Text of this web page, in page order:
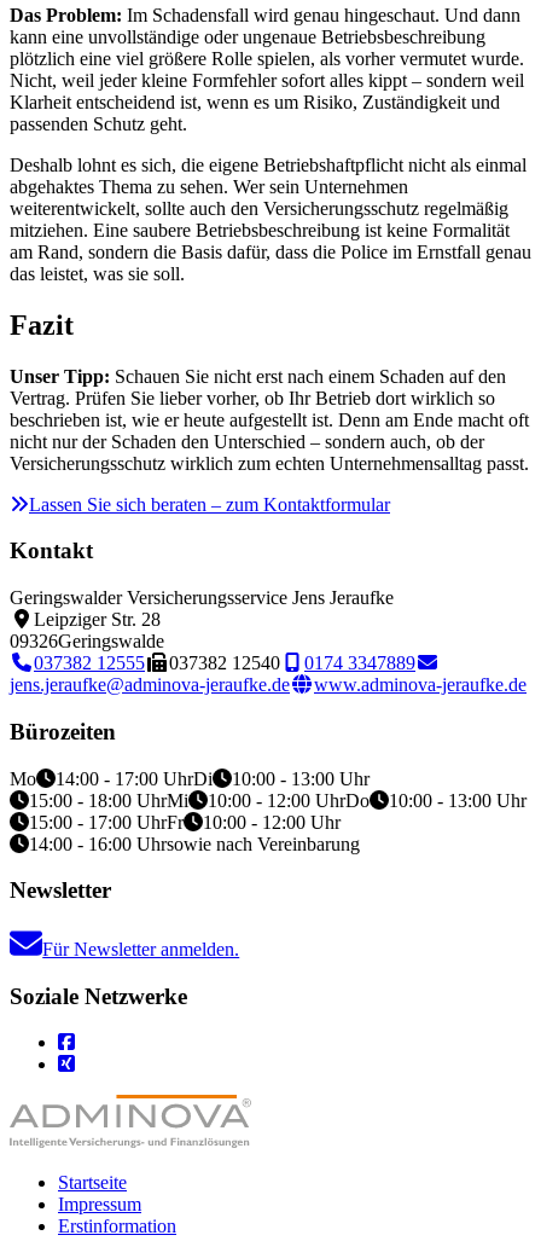
Das Problem: Im Schadensfall wird genau hingeschaut. Und dann
kann eine unvollständige oder ungenaue Betriebsbeschreibung
plötzlich eine viel größere Rolle spielen, als vorher vermutet wurde.
Nicht, weil jeder kleine Formfehler sofort alles kippt – sondern weil
Klarheit entscheidend ist, wenn es um Risiko, Zuständigkeit und
passenden Schutz geht.
Deshalb lohnt es sich, die eigene Betriebshaftpflicht nicht als einmal
abgehaktes Thema zu sehen. Wer sein Unternehmen
weiterentwickelt, sollte auch den Versicherungsschutz regelmäßig
mitziehen. Eine saubere Betriebsbeschreibung ist keine Formalität
am Rand, sondern die Basis dafür, dass die Police im Ernstfall genau
das leistet, was sie soll.
Fazit
Unser Tipp: Schauen Sie nicht erst nach einem Schaden auf den
Vertrag. Prüfen Sie lieber vorher, ob Ihr Betrieb dort wirklich so
beschrieben ist, wie er heute aufgestellt ist. Denn am Ende macht oft
nicht nur der Schaden den Unterschied – sondern auch, ob der
Versicherungsschutz wirklich zum echten Unternehmensalltag passt.
Lassen Sie sich beraten – zum Kontaktformular
Kontakt
Geringswalder Versicherungsservice Jens Jeraufke
Leipziger Str. 28
09326Geringswalde
037382 12555
037382 12540
0174 3347889
jens.jeraufke@adminova-jeraufke.de
www.adminova-jeraufke.de
Bürozeiten
Mo 14:00 - 17:00 UhrDi
10:00 - 13:00 Uhr
15:00 - 18:00 UhrMi 10:00 - 12:00 UhrDo
10:00 - 13:00 Uhr
15:00 - 17:00 UhrFr
10:00 - 12:00 Uhr
14:00 - 16:00 Uhrsowie nach Vereinbarung
Newsletter
Für Newsletter anmelden.
Soziale Netzwerke
Startseite
Impressum
Erstinformation